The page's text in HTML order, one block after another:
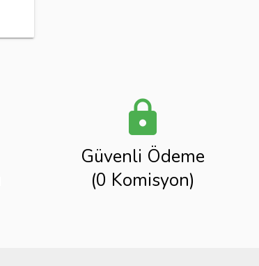
lock
Güvenli Ödeme
(0 Komisyon)